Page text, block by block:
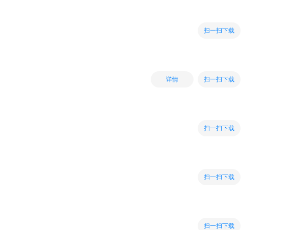
扫一扫下载
详情 扫一扫下载
扫一扫下载
扫一扫下载
扫一扫下载